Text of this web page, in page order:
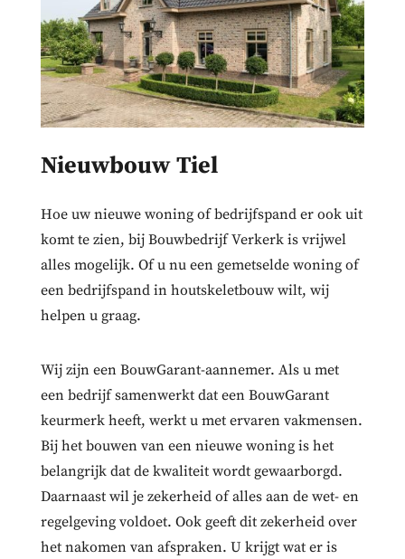
Nieuwbouw Tiel
Hoe uw nieuwe woning of bedrijfspand er ook uit
komt te zien, bij Bouwbedrijf Verkerk is vrijwel
alles mogelijk. Of u nu een gemetselde woning of
een bedrijfspand in houtskeletbouw wilt, wij
helpen u graag.
Wij zijn een BouwGarant-aannemer. Als u met
een bedrijf samenwerkt dat een BouwGarant
keurmerk heeft, werkt u met ervaren vakmensen.
Bij het bouwen van een nieuwe woning is het
belangrijk dat de kwaliteit wordt gewaarborgd.
Daarnaast wil je zekerheid of alles aan de wet- en
regelgeving voldoet. Ook geeft dit zekerheid over
het nakomen van afspraken. U krijgt wat er is